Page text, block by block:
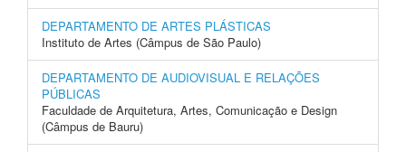
DEPARTAMENTO DE ARTES PLÁSTICAS
Instituto de Artes (Câmpus de São Paulo)
DEPARTAMENTO DE AUDIOVISUAL E RELAÇÕES
PÚBLICAS
Faculdade de Arquitetura, Artes, Comunicação e Design
(Câmpus de Bauru)